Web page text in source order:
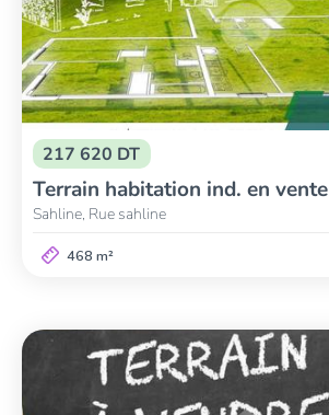
217 620 DT
Terrain habitation ind. en vente
Sahline, Rue sahline
468 m²